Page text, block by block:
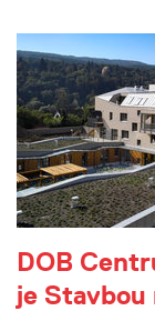
DOB
je Stavbou